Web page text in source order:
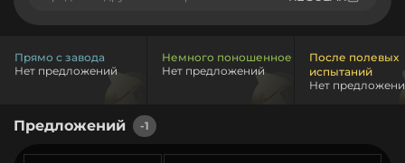
Прямо с завода
Нет предложений
Немного поношенное
Нет предложений
После полевых
испытаний
Нет
Предложений -1